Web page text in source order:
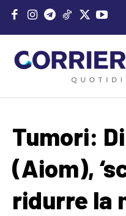
Tumori:
(Aiom),
ridurre la